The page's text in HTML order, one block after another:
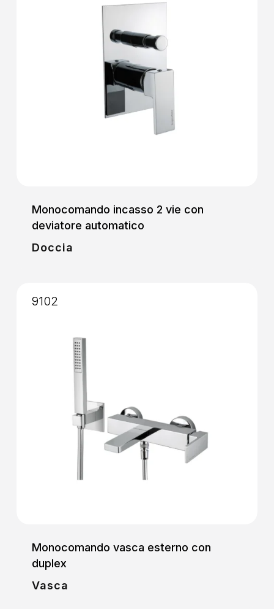
Monocomando incasso 2 vie con
deviatore automatico
Doccia
Monocomando vasca esterno con
duplex
Vasca
9102